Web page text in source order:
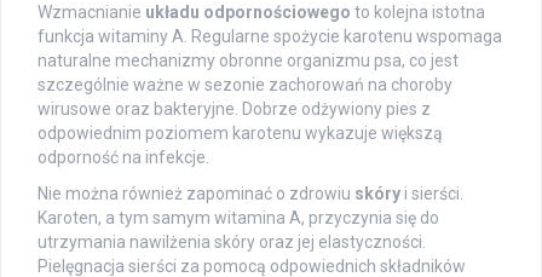
Wzmacnianie układu odpornościowego to kolejna istotna
funkcja witaminy A. Regularne spożycie karotenu wspomaga
naturalne mechanizmy obronne organizmu psa, co jest
szczególnie ważne w sezonie zachorowań na choroby
wirusowe oraz bakteryjne. Dobrze odżywiony pies z
odpowiednim poziomem karotenu wykazuje większą
odporność na infekcje.
Nie można również zapominać o zdrowiu skóry i sierści.
Karoten, a tym samym witamina A, przyczynia się do
utrzymania nawilżenia skóry oraz jej elastyczności.
Pielęgnacja sierści za pomocą odpowiednich składników